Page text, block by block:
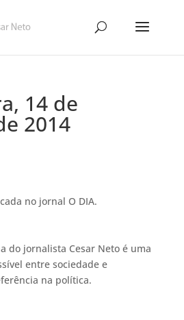
14 de
2014
no jornal O DIA.
do jornalista Cesar Neto é uma
entre sociedade e
na política.